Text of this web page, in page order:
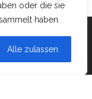
oder die sie
haben.
Alle zulassen
|Theme:Head